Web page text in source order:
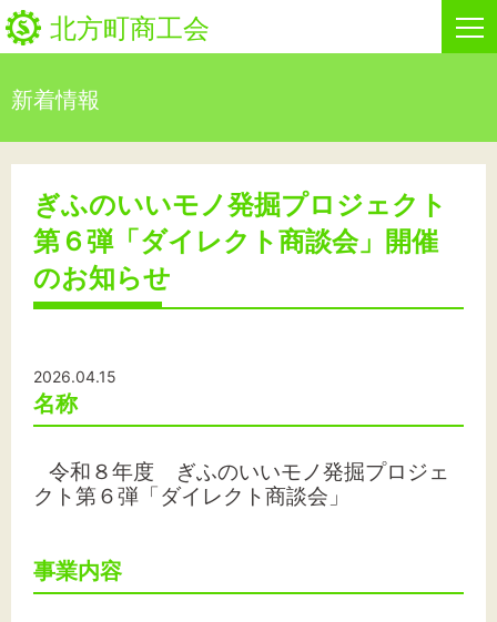
北方町商工会
事業者・創業者の方へ
お問い合わせ
新着情報
ぎふのいいモノ発掘プロジェクト
第６弾「ダイレクト商談会」開催
のお知らせ
2026.04.15
名称
令和８年度 ぎふのいいモノ発掘プロジェ
クト第６弾「ダイレクト商談会」
事業内容